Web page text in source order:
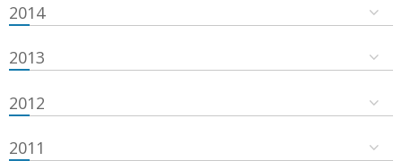
2014
2013
2012
2011